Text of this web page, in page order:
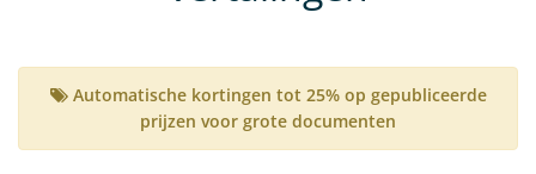
Automatische kortingen tot 25% op gepubliceerde
prijzen voor grote documenten